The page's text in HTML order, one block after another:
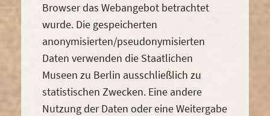
Browser das Webangebot betrachtet
wurde. Die gespeicherten
anonymisierten/pseudonymisierten
Daten verwenden die Staatlichen
Museen zu Berlin ausschließlich zu
statistischen Zwecken. Eine andere
Nutzung der Daten oder eine Weitergabe